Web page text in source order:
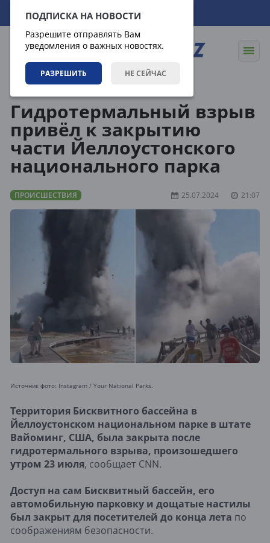
ПОДПИСКА НА НОВОСТИ
Разрешите отправлять Вам
уведомления о важных новостях.
РАЗРЕШИТЬ НЕ СЕЙЧАС
07.08.2026 10:48:59
Гидротермальный взрыв
привёл к закрытию
части Йеллоустонского
национального парка
ПРОИСШЕСТВИЯ 25.07.2024 21:07
Источник фото: Instagram / Your National Parks.
Территория Бисквитного бассейна в
Йеллоустонском национальном парке в штате
Вайоминг, США, была закрыта после
гидротермального взрыва, произошедшего
утром 23 июля, сообщает CNN.
Доступ на сам Бисквитный бассейн, его
автомобильную парковку и дощатые настилы
был закрыт для посетителей до конца лета по
соображениям безопасности.